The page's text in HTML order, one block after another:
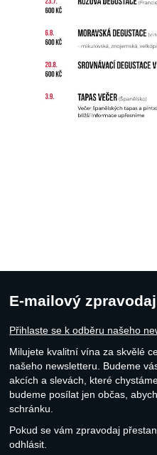
E-mailový zpravodaj
Přihlaste se k odběru našeho
Milujete kvalitní vína za skvělé
našeho newsletteru. Budeme
akcích a slevách, které
budeme posílat jen občas,
schránku.
Pokud se vám zpravodaj
odhlásit.